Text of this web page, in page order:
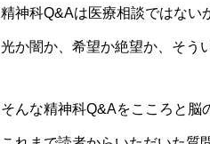
精神科Q&Aは医療相談ではない
光か闇か、希望か絶望か、そう
そんな精神科Q&Aをこころと脳